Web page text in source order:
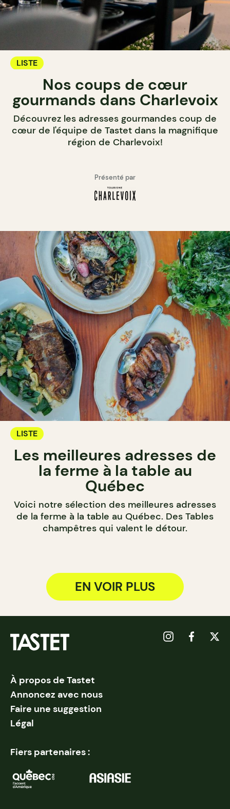
LISTE
Nos coups de cœur
gourmands dans Charlevoix
Découvrez les adresses gourmandes coup de
cœur de l'équipe de Tastet dans la magnifique
région de Charlevoix!
Présenté par
LISTE
Les meilleures adresses de
la ferme à la table au
Québec
Voici notre sélection des meilleures adresses
de la ferme à la table au Québec. Des Tables
champêtres qui valent le détour.
EN VOIR PLUS
À propos de Tastet
Annoncez avec nous
Faire une suggestion
Légal
Fiers partenaires :